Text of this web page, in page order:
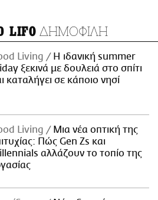
LIFO ΔΗΜΟΦΙΛΗ
Living
Η ιδανική summer
ξεκινά με δουλειά στο σπίτι
καταλήγει σε κάποιο νησί
Living
Μια νέα οπτική της
Πώς Gen Zs και
αλλάζουν το τοπίο της